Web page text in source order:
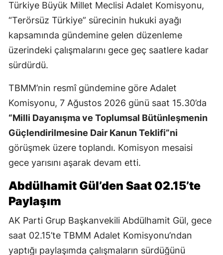
Türkiye Büyük Millet Meclisi Adalet Komisyonu,
“Terörsüz Türkiye” sürecinin hukuki ayağı
kapsamında gündemine gelen düzenleme
üzerindeki çalışmalarını gece geç saatlere kadar
sürdürdü.
TBMM’nin resmî gündemine göre Adalet
Komisyonu, 7 Ağustos 2026 günü saat 15.30’da
“Milli Dayanışma ve Toplumsal Bütünleşmenin
Güçlendirilmesine Dair Kanun Teklifi”ni
görüşmek üzere toplandı. Komisyon mesaisi
gece yarısını aşarak devam etti.
Abdülhamit Gül’den Saat 02.15’te
Paylaşım
AK Parti Grup Başkanvekili Abdülhamit Gül, gece
saat 02.15’te TBMM Adalet Komisyonu’ndan
yaptığı paylaşımda çalışmaların sürdüğünü